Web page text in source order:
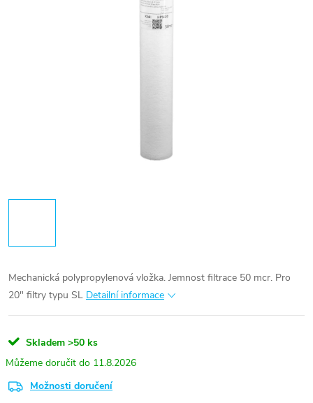
Mechanická polypropylenová vložka. Jemnost filtrace 50 mcr. Pro
20" filtry typu SL Detailní informace
Skladem >50 ks
11.8.2026
Možnosti doručení